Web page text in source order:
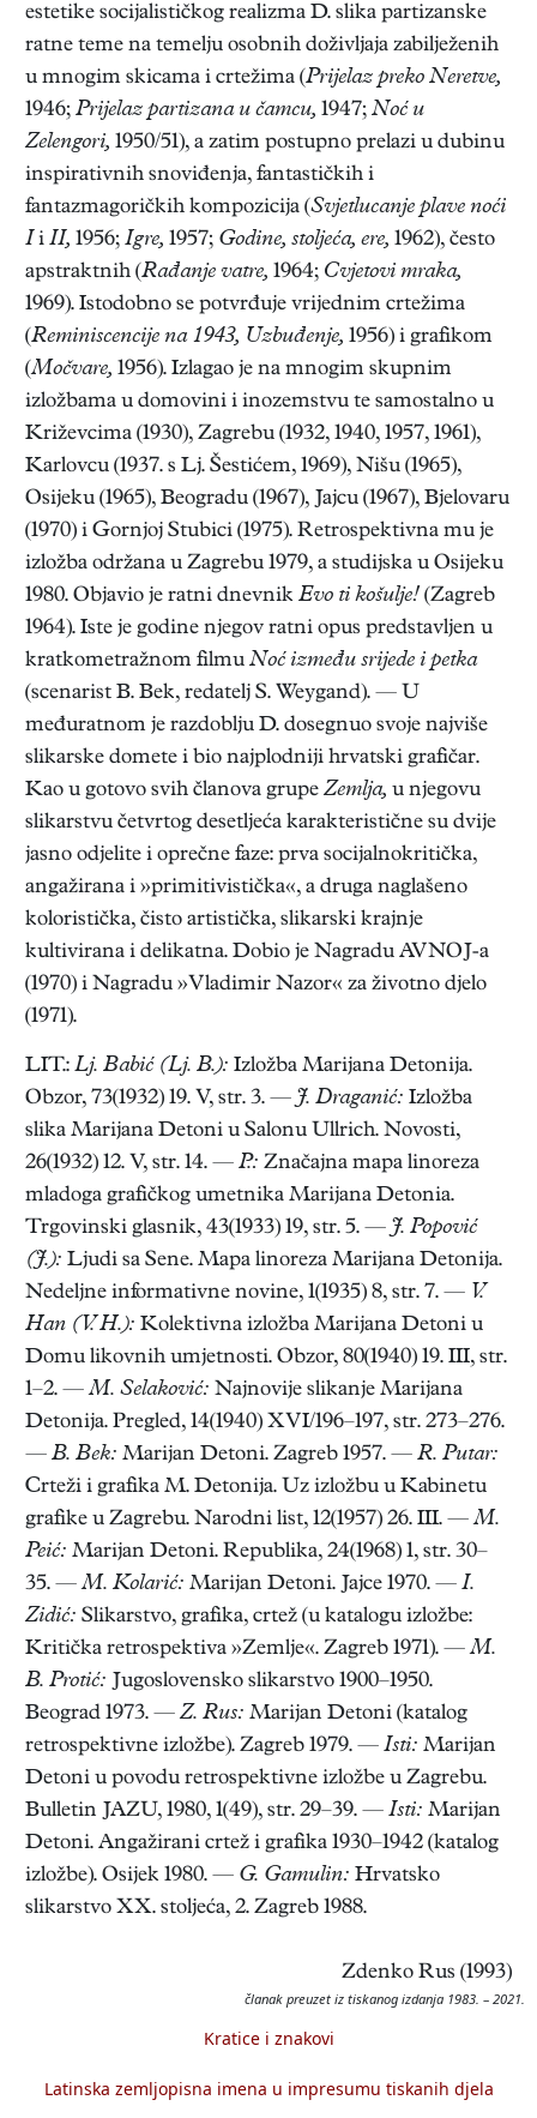
estetike socijalističkog realizma D. slika partizanske
ratne teme na temelju osobnih doživljaja zabilježenih
u mnogim skicama i crtežima (Prijelaz preko Neretve,
1946; Prijelaz partizana u čamcu, 1947; Noć u
Zelengori, 1950/51), a zatim postupno prelazi u dubinu
inspirativnih snoviđenja, fantastičkih i
fantazmagoričkih kompozicija (Svjetlucanje plave noći
I i II, 1956; Igre, 1957; Godine, stoljeća, ere, 1962), često
apstraktnih (Rađanje vatre, 1964; Cvjetovi mraka,
1969). Istodobno se potvrđuje vrijednim crtežima
(Reminiscencije na 1943, Uzbuđenje, 1956) i grafikom
(Močvare, 1956). Izlagao je na mnogim skupnim
izložbama u domovini i inozemstvu te samostalno u
Križevcima (1930), Zagrebu (1932, 1940, 1957, 1961),
Karlovcu (1937. s Lj. Šestićem, 1969), Nišu (1965),
Osijeku (1965), Beogradu (1967), Jajcu (1967), Bjelovaru
(1970) i Gornjoj Stubici (1975). Retrospektivna mu je
izložba održana u Zagrebu 1979, a studijska u Osijeku
1980. Objavio je ratni dnevnik Evo ti košulje! (Zagreb
1964). Iste je godine njegov ratni opus predstavljen u
kratkometražnom filmu Noć između srijede i petka
(scenarist B. Bek, redatelj S. Weygand). — U
međuratnom je razdoblju D. dosegnuo svoje najviše
slikarske domete i bio najplodniji hrvatski grafičar.
Kao u gotovo svih članova grupe Zemlja, u njegovu
slikarstvu četvrtog desetljeća karakteristične su dvije
jasno odjelite i oprečne faze: prva socijalnokritička,
angažirana i »primitivistička«, a druga naglašeno
koloristička, čisto artistička, slikarski krajnje
kultivirana i delikatna. Dobio je Nagradu AVNOJ-a
(1970) i Nagradu »Vladimir Nazor« za životno djelo
(1971).
LIT.: Lj. Babić (Lj. B.): Izložba Marijana Detonija.
Obzor, 73(1932) 19. V, str. 3. — J. Draganić: Izložba
slika Marijana Detoni u Salonu Ullrich. Novosti,
26(1932) 12. V, str. 14. — P.: Značajna mapa linoreza
mladoga grafičkog umetnika Marijana Detonia.
Trgovinski glasnik, 43(1933) 19, str. 5. — J. Popović
(J.): Ljudi sa Sene. Mapa linoreza Marijana Detonija.
Nedeljne informativne novine, 1(1935) 8, str. 7. — V.
Han (V. H.): Kolektivna izložba Marijana Detoni u
Domu likovnih umjetnosti. Obzor, 80(1940) 19. III, str.
1–2. —M. Selaković: Najnovije slikanje Marijana
Detonija. Pregled, 14(1940) XVI/196–197, str. 273–276.
— B. Bek: Marijan Detoni. Zagreb 1957. — R. Putar:
Crteži i grafika M. Detonija. Uz izložbu u Kabinetu
grafike u Zagrebu. Narodni list, 12(1957) 26. III. —M.
Peić: Marijan Detoni. Republika, 24(1968) 1, str. 30–
35. —M. Kolarić: Marijan Detoni. Jajce 1970. — I.
Zidić: Slikarstvo, grafika, crtež (u katalogu izložbe:
Kritička retrospektiva »Zemlje«. Zagreb 1971). —M.
B. Protić: Jugoslovensko slikarstvo 1900–1950.
Beograd 1973. — Z. Rus: Marijan Detoni (katalog
retrospektivne izložbe). Zagreb 1979. — Isti: Marijan
Detoni u povodu retrospektivne izložbe u Zagrebu.
Bulletin JAZU, 1980, 1(49), str. 29–39. — Isti: Marijan
Detoni. Angažirani crtež i grafika 1930–1942 (katalog
izložbe). Osijek 1980. — G. Gamulin: Hrvatsko
slikarstvo XX. stoljeća, 2. Zagreb 1988.
Zdenko Rus (1993)
članak preuzet iz tiskanog izdanja 1983. – 2021.
Kratice i znakovi
Latinska zemljopisna imena u impresumu tiskanih djela